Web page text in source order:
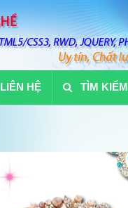
LIÊN HỆ TÌM KIẾM